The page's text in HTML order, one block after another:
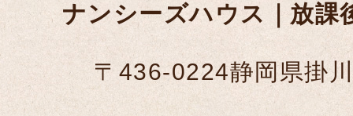
ナンシーズハウス｜放課
〒436-0224静岡県掛